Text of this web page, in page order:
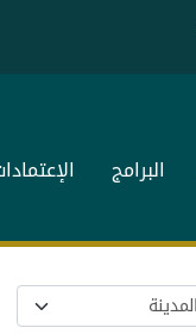
البرامج